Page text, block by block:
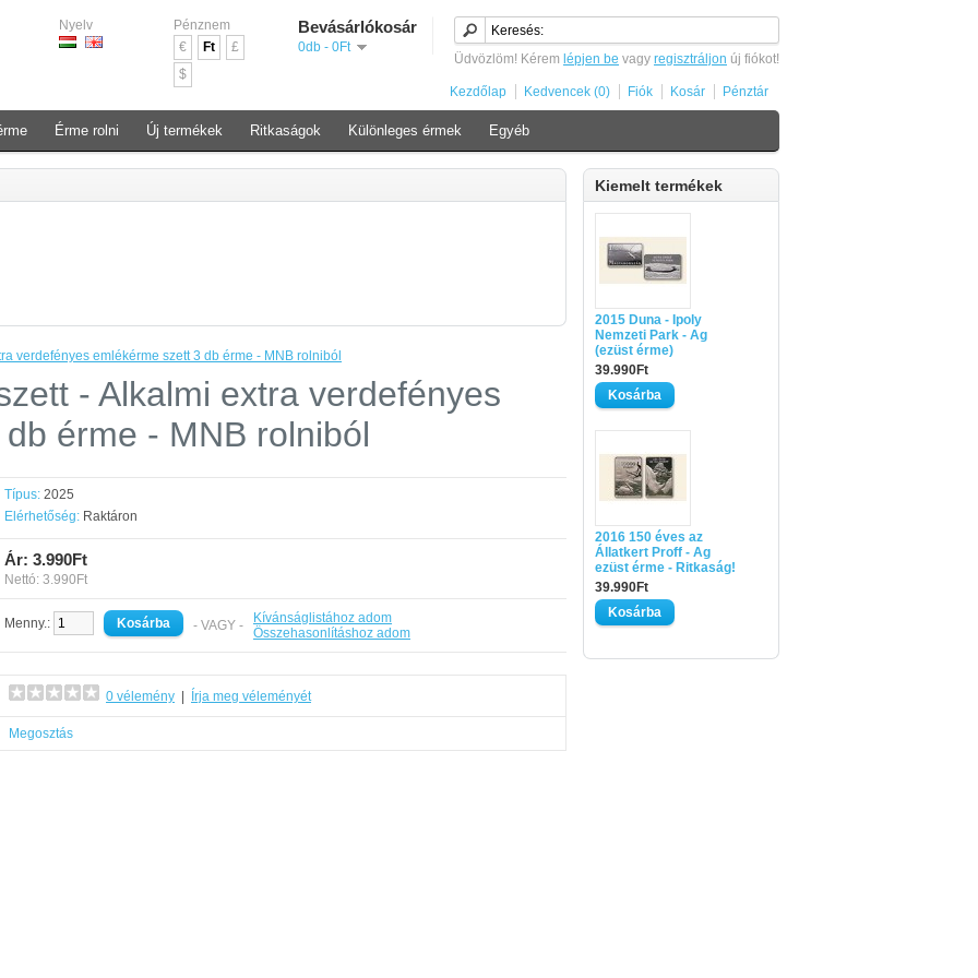
Nyelv
Pénznem
€
Ft
£
$
Bevásárlókosár
0db - 0Ft
Üdvözlöm! Kérem lépjen be vagy regisztráljon új fiókot!
Kezdőlap Kedvencek (0) Fiók Kosár Pénztár
Érme rolni Új termékek Ritkaságok Különleges érmek Egyéb
Kiemelt termékek
2015 Duna - Ipoly
Nemzeti Park - Ag
(ezüst érme)
39.990Ft
2016 150 éves az
Állatkert Proff - Ag
ezüst érme - Ritkaság!
39.990Ft
verdefényes emlékérme szett 3 db érme - MNB rolniból
- Alkalmi extra verdefényes
érme - MNB rolniból
Típus: 2025
Elérhetőség: Raktáron
Ár: 3.990Ft
Nettó: 3.990Ft
Menny.: - VAGY -
Kívánságlistához adom
Összehasonlításhoz adom
0 vélemény Írja meg véleményét
Megosztás